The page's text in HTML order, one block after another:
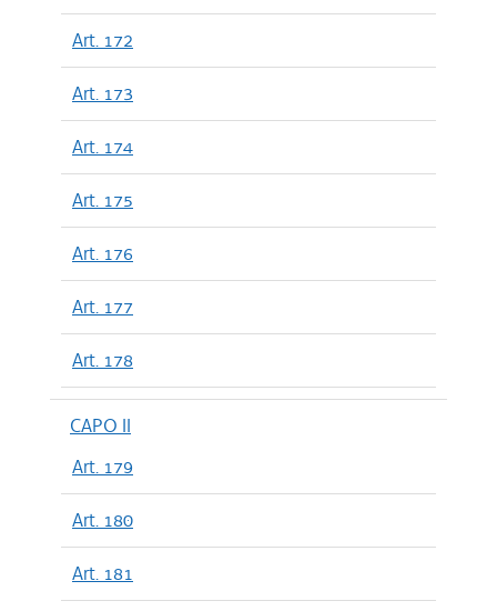
Art. 172
Art. 173
Art. 174
Art. 175
Art. 176
Art. 177
Art. 178
CAPO II
Art. 179
Art. 180
Art. 181